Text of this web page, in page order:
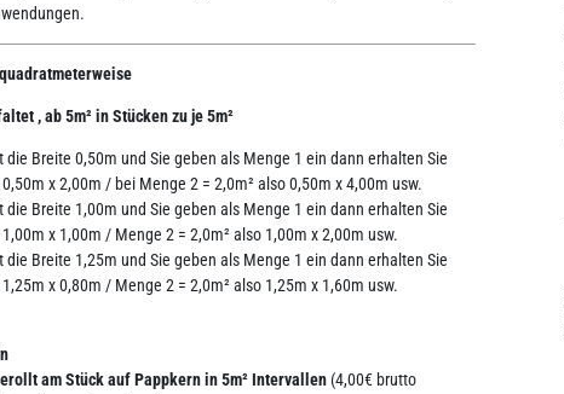
, ab 5m² in Stücken zu je 5m²
die Breite 0,50m und Sie geben als Menge 1 ein dann erhalten Sie
0,50m x 2,00m / bei Menge 2 = 2,0m² also 0,50m x 4,00m usw.
die Breite 1,00m und Sie geben als Menge 1 ein dann erhalten Sie
1,00m x 1,00m / Menge 2 = 2,0m² also 1,00m x 2,00m usw.
die Breite 1,25m und Sie geben als Menge 1 ein dann erhalten Sie
1,25m x 0,80m / Menge 2 = 2,0m² also 1,25m x 1,60m usw.
am Stück auf Pappkern in 5m² Intervallen (4,00€ brutto